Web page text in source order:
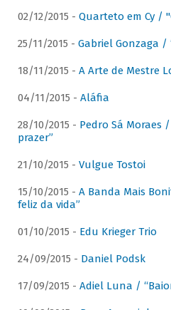
02/12/2015 - Quarteto em Cy /
25/11/2015 - Gabriel Gonzaga /
18/11/2015 - A Arte de Mestre
04/11/2015 - Aláfia
28/10/2015 - Pedro Sá Moraes
prazer”
21/10/2015 - Vulgue Tostoi
15/10/2015 - A Banda Mais
feliz da vida”
01/10/2015 - Edu Krieger Trio
24/09/2015 - Daniel Podsk
17/09/2015 - Adiel Luna /